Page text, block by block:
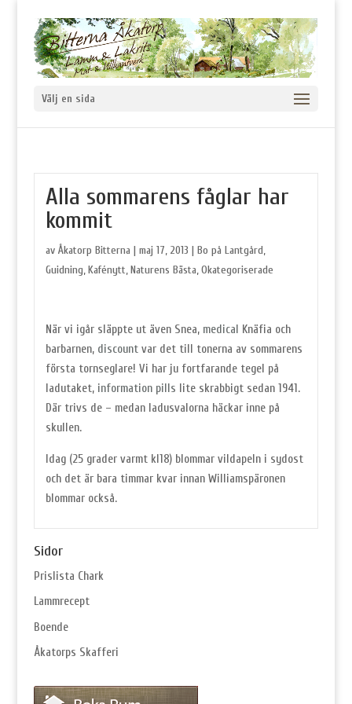
Välj en sida
Alla sommarens fåglar har
kommit
avÅkatorp Bitterna |maj 17, 2013 |Bo på Lantgård,
Guidning,Kafénytt,Naturens Bästa,Okategoriserade
När vi igår släppte ut även Snea, medical
Knäfia och
barbarnen, discount var det till tonerna av sommarens
första tornseglare! Vi har ju fortfarande tegel på
ladutaket, information pills lite skrabbigt sedan 1941.
Där trivs de – medan ladusvalorna häckar inne på
skullen.
Idag (25 grader varmt kl18) blommar vildapeln i sydost
och det är bara timmar kvar innan Williamspäronen
blommar också.
Sidor
Prislista Chark
Lammrecept
Boende
Åkatorps Skafferi